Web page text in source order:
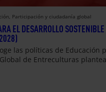
, Participación y ciudadanía global
EL DESARROLLO
las políticas de Educación
de Entreculturas